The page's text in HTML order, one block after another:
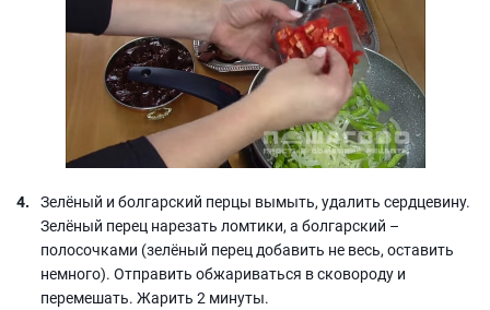
Зелёный и болгарский перцы вымыть, удалить сердцевину.
Зелёный перец нарезать ломтики, а болгарский –
полосочками (зелёный перец добавить не весь, оставить
немного). Отправить обжариваться в сковороду и
перемешать. Жарить 2 минуты.